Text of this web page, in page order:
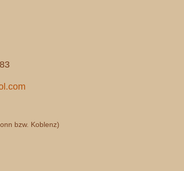
bzw. Koblenz)